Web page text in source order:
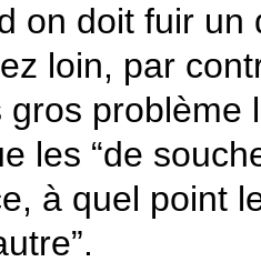
on doit fuir un
loin, par
problème
les “de
à quel point